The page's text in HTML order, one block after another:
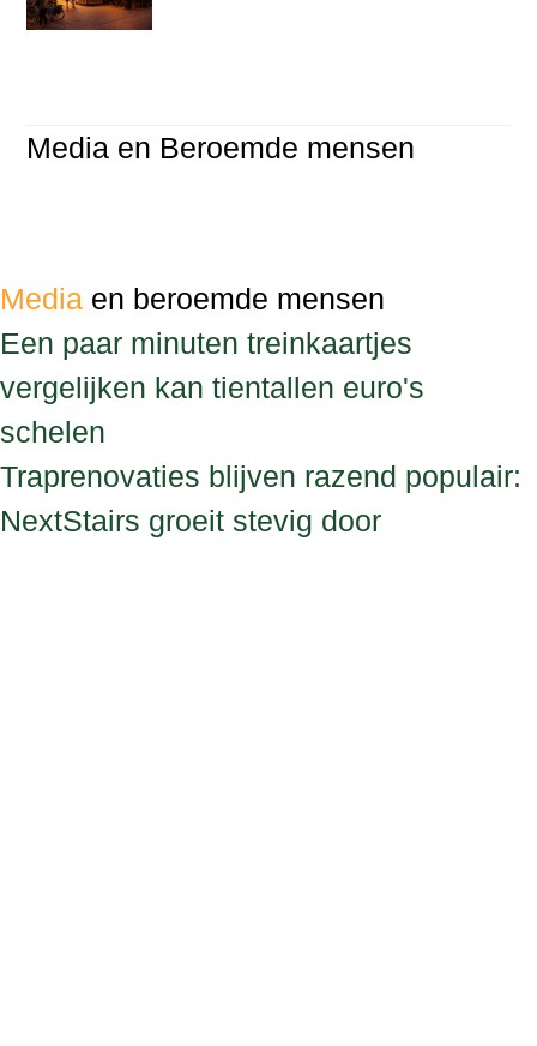
Media en Beroemde mensen
Media en beroemde mensen
Een paar minuten treinkaartjes
vergelijken kan tientallen euro's
schelen
Traprenovaties blijven razend populair:
NextStairs groeit stevig door